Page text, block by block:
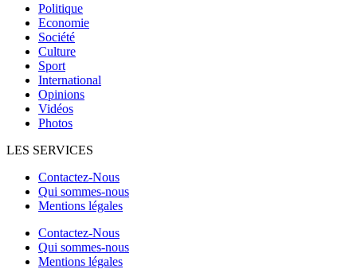
Politique
Economie
Société
Culture
Sport
International
Opinions
Vidéos
Photos
LES SERVICES
Contactez-Nous
Qui sommes-nous
Mentions légales
Contactez-Nous
Qui sommes-nous
Mentions légales